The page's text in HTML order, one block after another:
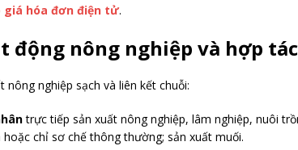
giá hóa đơn điện tử.
động nông nghiệp và hợp
nghiệp sạch và liên kết chuỗi:
trực tiếp sản xuất nông nghiệp, lâm nghiệp, nuôi
chỉ sơ chế thông thường; sản xuất muối.